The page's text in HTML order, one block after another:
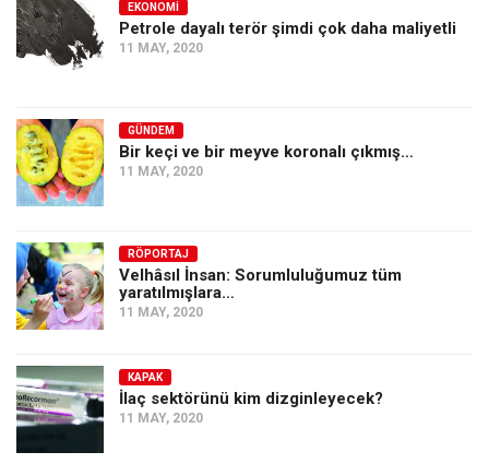
EKONOMI
Petrole dayalı terör şimdi çok daha maliyetli
11 MAY, 2020
GÜNDEM
Bir keçi ve bir meyve koronalı çıkmış…
11 MAY, 2020
RÖPORTAJ
Velhâsıl İnsan: Sorumluluğumuz tüm
yaratılmışlara…
11 MAY, 2020
KAPAK
İlaç sektörünü kim dizginleyecek?
11 MAY, 2020